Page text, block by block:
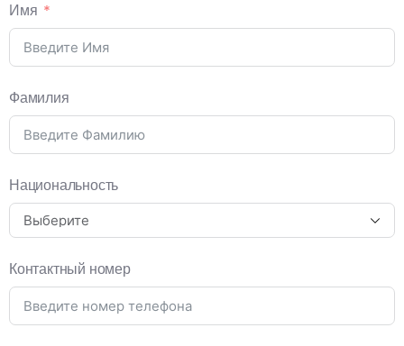
Имя
Фамилия
Национальность
Контактный номер